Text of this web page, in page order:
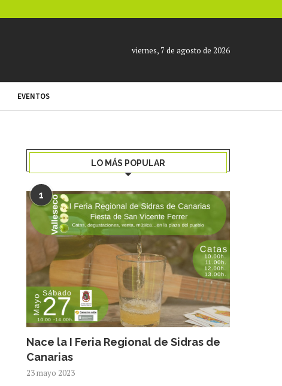
viernes, 7 de agosto de 2026
EVENTOS
LO MÁS POPULAR
1
Nace la I Feria Regional de Sidras de
Canarias
23 mayo 2023